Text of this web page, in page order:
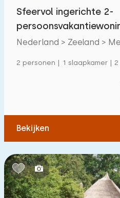
Sfeervol ingerichte 2-
Meliskerke
Nederland > Zeeland >
2 personen | 1 slaapkamer | 2
Bekijken